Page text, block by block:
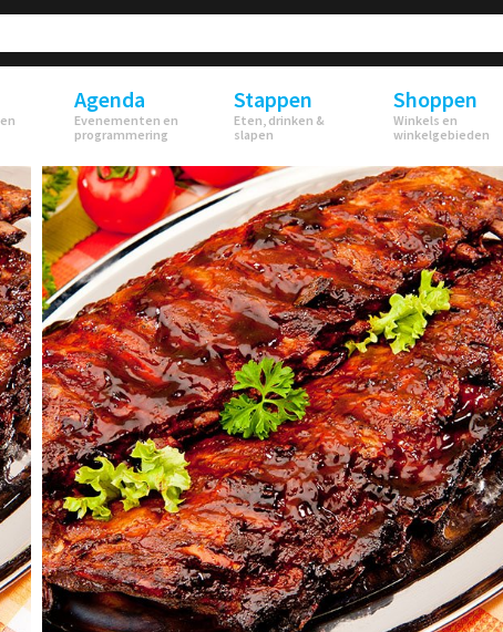
Agenda
Evenementen en
programmering
Stappen
Eten, drinken &
slapen
Shoppen
Winkels en
winkelgebieden